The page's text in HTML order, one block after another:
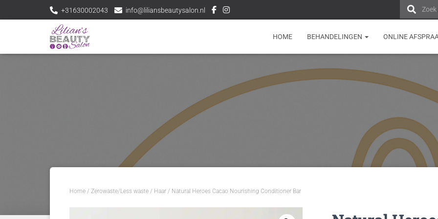
+31630002043 info@liliansbeautysalon.nl
HOME BEHANDELINGEN ONLINE
Home / Zerowaste/Less waste / Haar / Natural Heroes Cacao Nourishing Conditioner Bar